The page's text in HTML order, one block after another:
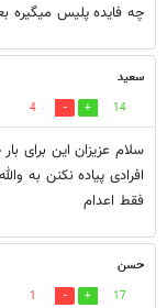
چه فایده پلیس میگیره
سعید
14
4
سلام عزیزان این برای
افرادی پیاده نکنن به
فقط اعدام
حسن
17
1